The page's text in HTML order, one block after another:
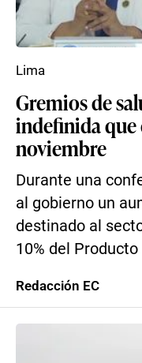
Gremios de
indefinida que
noviembre
Durante una
al gobierno un
destinado al
10% del Producto
Lima
Redacción EC